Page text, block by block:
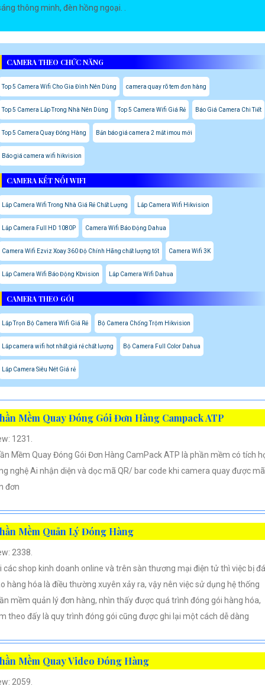
thông minh, đèn hồng ngoại. .
CAMERA THEO CHỨC NĂNG
Top 5 Camera Wifi Cho Gia Đình Nên Dùng camera quay rõ tem đơn hàng
Top 5 Camera Lắp Trong Nhà Nên Dùng Top 5 Camera Wifi Giá Rẻ Báo Giá Camera Chi Tiết
Top 5 Camera Quay Đóng Hàng Bản báo giá camera 2 mắt imou mới
Báo giá camera wifi hikvision
CAMERA KẾT NỐI WIFI
Lắp Camera Wifi Trong Nhà Giá Rẻ Chất Lượng Lắp Camera Wifi Hikvision
Lắp Camera Full HD 1080P Camera Wifi Báo Động Dahua
Camera Wifi Ezviz Xoay 360 Độ Chính Hãng chất lượng tốt Camera Wifi 3K
Lắp Camera Wifi Báo Động Kbvision Lắp Camera Wifi Dahua
CAMERA THEO GÓI
Lắp Trọn Bộ Camera Wifi Giá Rẻ Bộ Camera Chống Trộm Hikvision
Lắp camera wifi hot nhất giá rẻ chất lượng Bộ Camera Full Color Dahua
Lắp Camera Siêu Nét Giá rẻ
Mềm Quay Đóng Gói Đơn Hàng Campack ATP
1231.
Mềm Quay Đóng Gói Đơn Hàng CamPack ATP là phần mềm có tích
nghệ Ai nhận diện và dọc mã QR/ bar code khi camera quay được mã
đơn
Mềm Quản Lý Đóng Hàng
2338.
các shop kinh doanh online và trên sàn thương mại điện tử thì việc bị
hàng hóa là điều thường xuyên xảy ra, vậy nên việc sử dụng hệ thống
mềm quản lý đơn hàng, nhìn thấy được quá trình đóng gói hàng hóa,
theo đấy là quy trình đóng gói cũng được ghi lại một cách dễ dàng
Mềm Quay Video Đóng Hàng
2059.